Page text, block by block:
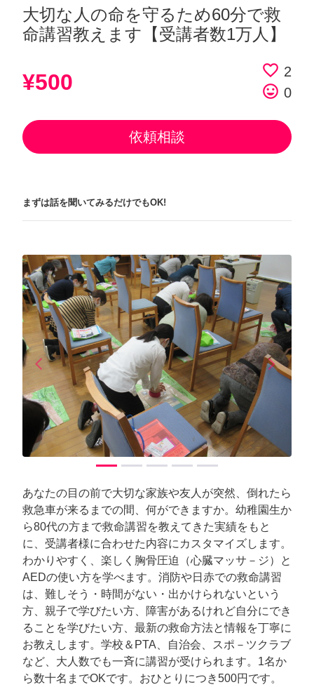
大切な人の命を守るため60分で救
命講習教えます【受講者数1万人】
¥500 favorite_border 2
tag_faces 0
依頼相談
まずは話を聞いてみるだけでもOK!
arrow_back_iosPrevious arrow_forward_ios
Next
あなたの目の前で大切な家族や友人が突然、倒れたら
救急車が来るまでの間、何ができますか。幼稚園生か
ら80代の方まで救命講習を教えてきた実績をもと
に、受講者様に合わせた内容にカスタマイズします。
わかりやすく、楽しく胸骨圧迫（心臓マッサ－ジ）と
AEDの使い方を学べます。消防や日赤での救命講習
は、難しそう・時間がない・出かけられないという
方、親子で学びたい方、障害があるけれど自分にでき
ることを学びたい方、最新の救命方法と情報を丁寧に
お教えします。学校＆PTA、自治会、スポ－ツクラブ
など、大人数でも一斉に講習が受けられます。1名か
ら数十名までOKです。おひとりにつき500円です。